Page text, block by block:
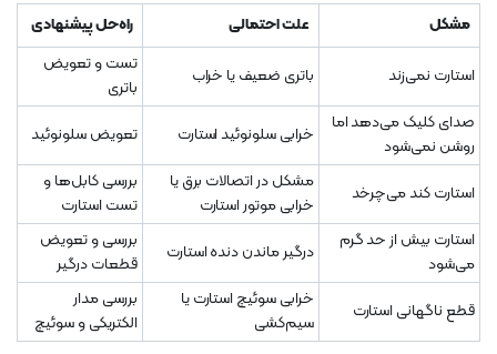
مشکل علت احتمالی راه‌حل پیشنهادی
استارت نمی‌زند باتری ضعیف یا خراب
تست و تعویض
باتری
صدای کلیک می‌دهد اما
روشن نمی‌شود
خرابی سلونوئید استارت تعویض سلونوئید
استارت کند می‌چرخد
مشکل در اتصالات برق یا
خرابی موتور استارت
بررسی کابل‌ها و
تست استارت
استارت بیش از حد گرم
می‌شود
درگیر ماندن دنده استارت
بررسی و تعویض
قطعات درگیر
قطع ناگهانی استارت
خرابی سوئیچ استارت یا
سیم‌کشی
بررسی مدار
الکتریکی و سوئیچ